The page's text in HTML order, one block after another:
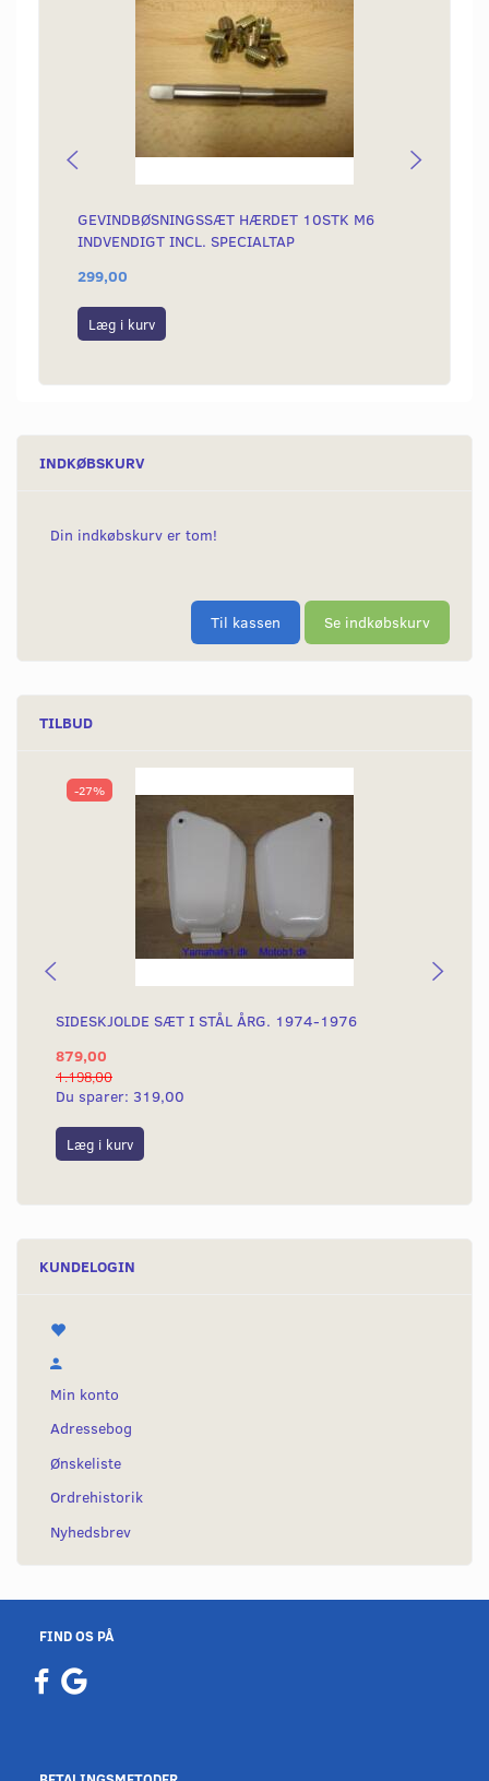
GEVINDBØSNINGSSÆT HÆRDET 10STK M6
INDVENDIGT INCL. SPECIALTAP
299,00
Læg i kurv
INDKØBSKURV
Din indkøbskurv er tom!
Til kassen Se indkøbskurv
TILBUD
-27%
SIDESKJOLDE SÆT I STÅL ÅRG. 1974-1976
879,00
1.198,00
Du sparer: 319,00
Læg i kurv
KUNDELOGIN
Min konto
Adressebog
Ønskeliste
Ordrehistorik
Nyhedsbrev
FIND OS PÅ